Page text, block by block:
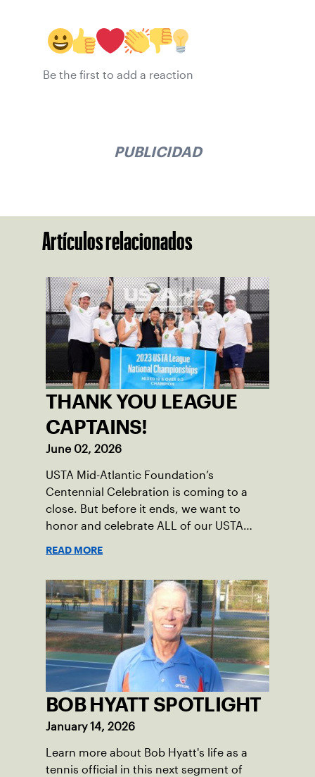
Be the first to add a reaction
PUBLICIDAD
Artículos relacionados
THANK YOU LEAGUE
CAPTAINS!
June 02, 2026
USTA Mid-Atlantic Foundation’s
Centennial Celebration is coming to a
close. But before it ends, we want to
honor and celebrate ALL of our USTA
community among adult players, but they
also ensure tennis in our region remains
vibrant and strong.
READ MORE
BOB HYATT SPOTLIGHT
January 14, 2026
Learn more about Bob Hyatt's life as a
tennis official in this next segment of